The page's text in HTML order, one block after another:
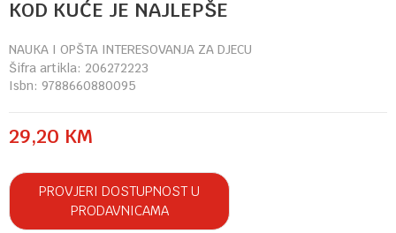
KOD KUĆE JE NAJLEPŠE
NAUKA I OPŠTA INTERESOVANJA ZA DJECU
Šifra artikla: 206272223
Isbn: 9788660880095
29,20 KM
PROVJERI DOSTUPNOST U
PRODAVNICAMA